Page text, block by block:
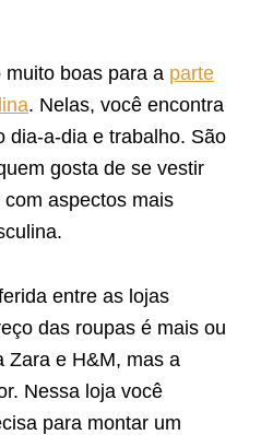
boas para a parte
. Nelas, você encontra
dia-a-dia e trabalho. São
gosta de se vestir
aspectos mais
entre as lojas
das roupas é mais ou
Zara e H&M, mas a
Nessa loja você
para montar um